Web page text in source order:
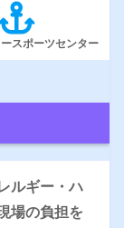
スポーツセンター
ルギー・ハ
場の負担を